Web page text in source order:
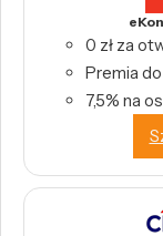
0 zł za
Premia
7,5% na